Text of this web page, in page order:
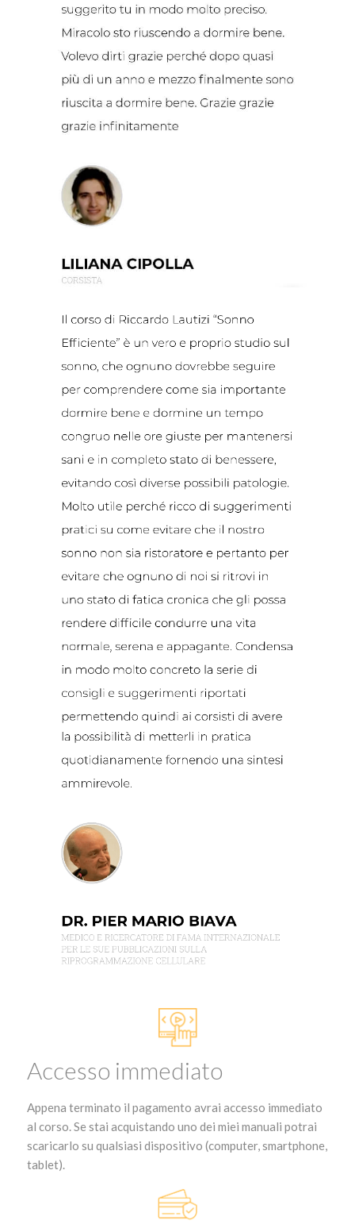
Accesso immediato
Appena terminato il pagamento avrai accesso immediato
al corso. Se stai acquistando uno dei miei manuali potrai
scaricarlo su qualsiasi dispositivo (computer, smartphone,
tablet).